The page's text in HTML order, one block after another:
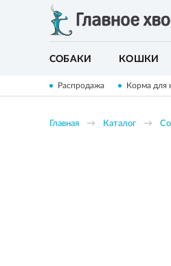
СОБАКИ КОШКИ
Распродажа Корма для
Главная Каталог